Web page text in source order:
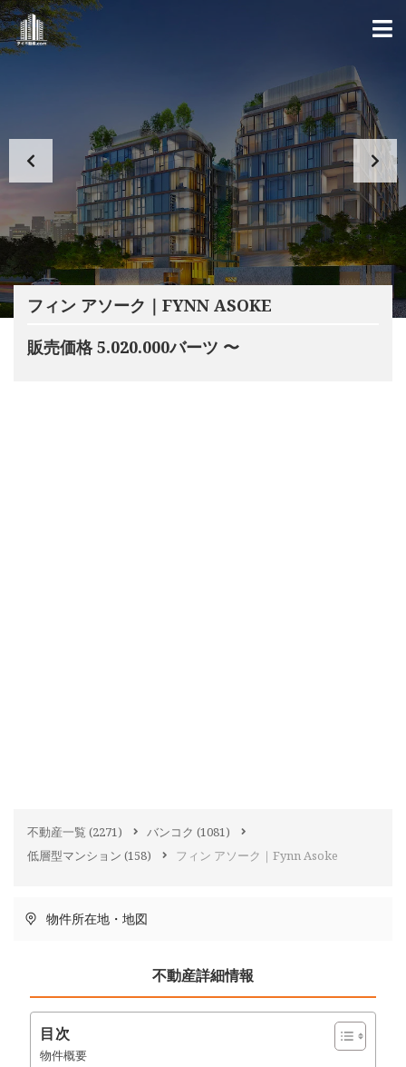
フィン アソーク｜FYNN ASOKE
販売価格 5.020.000バーツ 〜
不動産一覧 (2271) バンコク (1081)
低層型マンション (158) フィン アソーク｜Fynn Asoke
物件所在地・地図
不動産詳細情報
目次
物件概要